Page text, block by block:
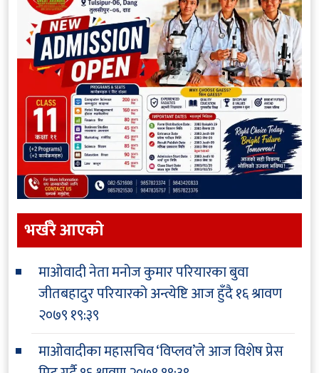
भर्खरै आएकाे
माओवादी नेता मनोज कुमार परियारका बुवा
जीतबहादुर परियारको अन्त्येष्टि आज हुँदै१६ श्रावण
२०७९ १९:३९
माओवादीका महासचिव ‘विप्लव’ले आज विशेष प्रेस